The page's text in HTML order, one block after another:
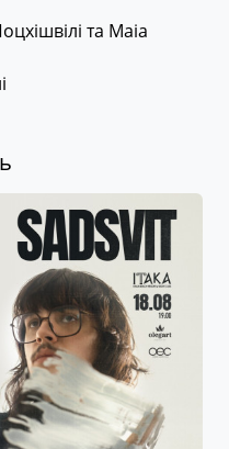
та Маіа